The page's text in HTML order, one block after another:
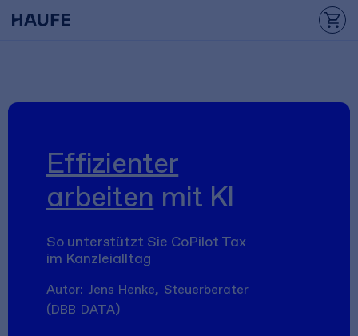
Effizienter
arbeiten mit KI
So unterstützt Sie CoPilot Tax
im Kanzleialltag
Autor: Jens Henke, Steuerberater
(DBB DATA)